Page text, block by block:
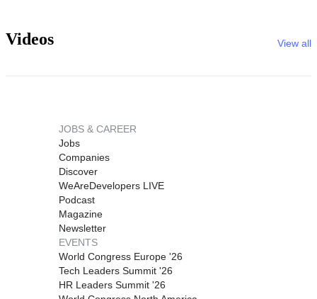
Videos View all
JOBS & CAREER
Jobs
Companies
Discover
WeAreDevelopers LIVE
Podcast
Magazine
Newsletter
EVENTS
World Congress Europe '26
Tech Leaders Summit '26
HR Leaders Summit '26